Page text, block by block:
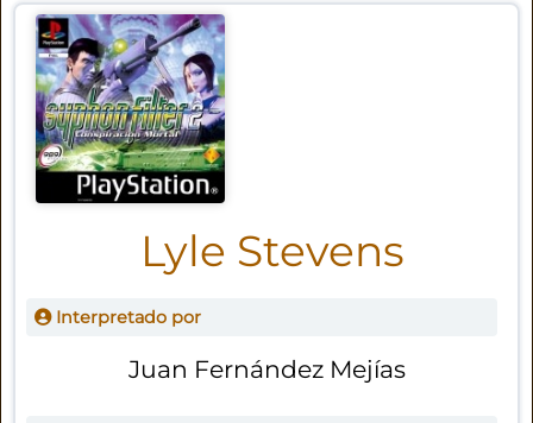
Lyle Stevens
Interpretado por
Juan Fernández Mejías